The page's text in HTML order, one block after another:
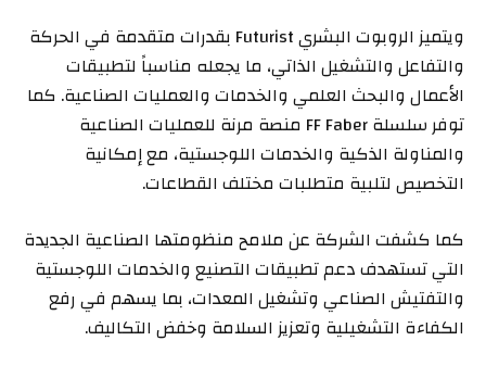
ويتميز الروبوت البشري Futurist بقدرات متقدمة في الحركة
والتفاعل والتشغيل الذاتي، ما يجعله مناسباً لتطبيقات
الأعمال والبحث العلمي والخدمات والعمليات الصناعية. كما
توفر سلسلة FF Faber منصة مرنة للعمليات الصناعية
والمناولة الذكية والخدمات اللوجستية، مع إمكانية
التخصيص لتلبية متطلبات مختلف القطاعات.
كما كشفت الشركة عن ملامح منظومتها الصناعية الجديدة
التي تستهدف دعم تطبيقات التصنيع والخدمات اللوجستية
والتفتيش الصناعي وتشغيل المعدات، بما يسهم في رفع
الكفاءة التشغيلية وتعزيز السلامة وخفض التكاليف.